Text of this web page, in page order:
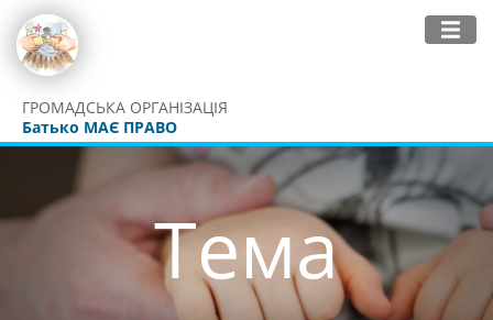
ГРОМАДСЬКА ОРГАНІЗАЦІЯ
Батько МАЄ ПРАВО
Тема